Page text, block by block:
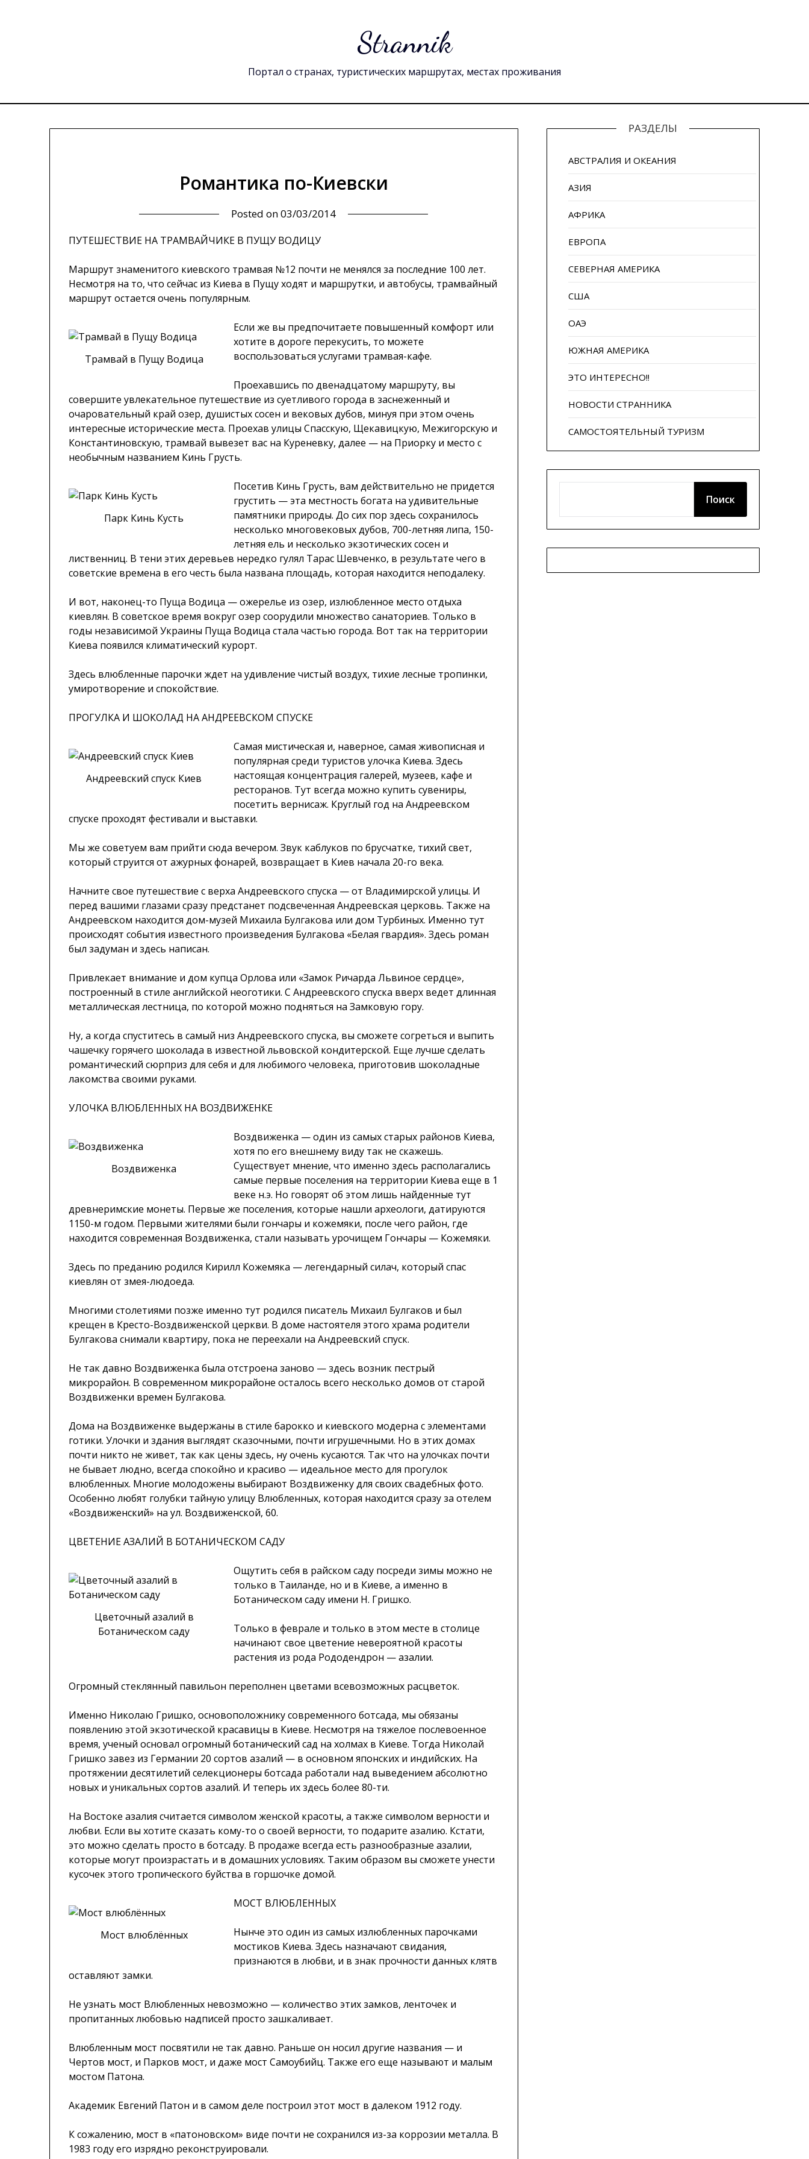
Strannik
Портал о странах, туристических маршрутах, местах проживания
Романтика по-Киевски
Posted on03/03/2014
ПУТЕШЕСТВИЕ НА ТРАМВАЙЧИКЕ В ПУЩУ ВОДИЦУ
Маршрут знаменитого киевского трамвая №12 почти не менялся за последние 100 лет.
Несмотря на то, что сейчас из Киева в Пущу ходят и маршрутки, и автобусы, трамвайный
маршрут остается очень попу­лярным.
Трамвай в Пущу Водица
Если же вы предпочитаете повышенный комфорт или
хотите в дороге перекусить, то можете
воспользоваться услугами трамвая-кафе.
Проехавшись по двенадцатому маршруту, вы
совершите увлекательное путешествие из суетливого города в заснеженный и
очаровательный край озер, душистых сосен и вековых дубов, минуя при этом очень
интересные исторические места. Проехав улицы Спасскую, Щекавицкую, Межигорскую и
Константиновскую, трамвай вывезет вас на Куреневку, далее — на Приорку и место с
необычным названием Кинь Грусть.
Парк Кинь Кусть
Посетив Кинь Грусть, вам действительно не придется
грустить — эта местность богата на удивительные
памятники природы. До сих пор здесь сохранилось
несколько многовековых дубов, 700-летняя липа, 150-
летняя ель и несколько экзотических сосен и
лиственниц. В тени этих деревьев нередко гулял Тарас Шевченко, в результате чего в
советские времена в его честь была названа площадь, которая находится неподалеку.
И вот, наконец-то Пуща Водица — ожерелье из озер, излюбленное место отдыха
киевлян. В советское время вокруг озер соорудили множество санаториев. Только в
годы независимой Украины Пуща Водица стала частью города. Вот так на территории
Киева появился климатический курорт.
Здесь влюбленные парочки ждет на удивление чистый воздух, тихие лесные тропинки,
умиротворение и спокойствие.
ПРОГУЛКА И ШОКОЛАД НА АНДРЕЕВСКОМ СПУСКЕ
Андреевский спуск Киев
Самая мистическая и, наверное, самая живописная и
популярная среди туристов улочка Киева. Здесь
настоящая концентрация галерей, музеев, кафе и
ресторанов. Тут всегда можно купить сувениры,
посетить вернисаж. Круглый год на Андреевском
спуске проходят фестивали и выставки.
Мы же советуем вам прийти сюда вечером. Звук каблуков по брусчатке, тихий свет,
который струится от ажурных фонарей, возвращает в Киев начала 20-го века.
Начните свое путешествие с верха Андреевского спуска — от Владимирской улицы. И
перед вашими глазами сразу предстанет подсвеченная Андреевская церковь. Также на
Андреевском находится дом-музей Михаила Булгакова или дом Турбиных. Именно тут
происходят события известного произведения Булгакова «Белая гвардия». Здесь роман
был задуман и здесь написан.
Привлекает внимание и дом купца Орлова или «Замок Ричарда Львиное сердце»,
построенный в стиле английской неоготики. С Андреевского спуска вверх ведет длинная
металлическая лестница, по которой можно подняться на Замковую гору.
Ну, а когда спуститесь в самый низ Андреевского спуска, вы сможете согреться и выпить
чашечку горячего шоколада в известной львовской кондитерской. Еще лучше сделать
романтический сюрприз для себя и для любимого человека, приготовив шоколадные
лакомства своими руками.
УЛОЧКА ВЛЮБЛЕННЫХ НА ВОЗДВИЖЕНКЕ
Воздвиженка
Воздвиженка — один из самых старых районов Киева,
хотя по его внешнему виду так не скажешь.
Существует мнение, что именно здесь располагались
самые первые поселения на территории Киева еще в 1
веке н.э. Но говорят об этом лишь найденные тут
древнеримские монеты. Первые же поселения, которые нашли археологи, датируются
1150-м годом. Первыми жителями были гончары и кожемяки, после чего район, где
находится современная Воздвиженка, стали называть урочищем Гончары — Кожемяки.
Здесь по преданию родился Кирилл Кожемяка — легендарный силач, который спас
киевлян от змея-людоеда.
Многими столетиями позже именно тут родился писатель Михаил Булгаков и был
крещен в Кресто-Воздвиженской церкви. В доме настоятеля этого храма родители
Булгакова снимали квартиру, пока не переехали на Андреевский спуск.
Не так давно Воздвиженка была отстроена заново — здесь возник пестрый
микрорайон. В современном микрорайоне осталось всего несколько домов от старой
Воздвиженки времен Булгакова.
Дома на Воздвиженке выдержаны в стиле барокко и киевского модерна с элементами
готики. Улочки и здания выглядят сказочными, почти игрушечными. Но в этих домах
почти никто не живет, так как цены здесь, ну очень кусаются. Так что на улочках почти
не бывает людно, всегда спокойно и красиво — идеальное место для прогулок
влюбленных. Многие молодожены выбирают Воздвиженку для своих свадебных фото.
Особенно любят голубки тайную улицу Влюбленных, которая находится сразу за отелем
«Воздвиженский» на ул. Воздвиженской, 60.
ЦВЕТЕНИЕ АЗАЛИЙ В БОТАНИЧЕСКОМ САДУ
Цветочный азалий в
Ботаническом саду
Ощутить себя в райском саду посреди зимы можно не
только в Таиланде, но и в Киеве, а именно в
Ботаническом саду имени Н. Гришко.
Только в феврале и только в этом месте в столице
начинают свое цветение невероятной красоты
растения из рода Рододендрон — азалии.
Огромный стеклянный павильон переполнен цветами всевозможных расцветок.
Именно Николаю Гришко, основоположнику современного ботсада, мы обязаны
появлению этой экзотической красавицы в Киеве. Несмотря на тяжелое послевоенное
время, ученый основал огромный ботанический сад на холмах в Киеве. Тогда Николай
Гришко завез из Германии 20 сортов азалий — в основном японских и индийских. На
протяжении десятилетий селекционеры ботсада работали над выведением абсолютно
новых и уникальных сортов азалий. И теперь их здесь более 80-ти.
На Востоке азалия считается символом женской красоты, а также символом верности и
любви. Если вы хотите сказать кому-то о своей верности, то подарите азалию. Кстати,
это можно сделать просто в ботсаду. В продаже всегда есть разнообразные азалии,
которые могут произрастать и в домашних условиях. Таким образом вы сможете унести
кусочек этого тропического буйства в горшочке домой.
Мост влюблённых
МОСТ ВЛЮБЛЕННЫХ
Нынче это один из самых излюбленных парочками
мостиков Киева. Здесь назначают свидания,
признаются в любви, и в знак прочности данных клятв
оставляют замки.
Не узнать мост Влюбленных невозможно — количество этих замков, ленточек и
пропитанных любовью надписей просто зашкаливает.
Влюбленным мост посвятили не так давно. Раньше он носил другие названия — и
Чертов мост, и Парков мост, и даже мост Самоубийц. Также его еще называют и малым
мостом Патона.
Академик Евгений Патон и в самом деле построил этот мост в далеком 1912 году.
К сожалению, мост в «патоновском» виде почти не сохранился из-за коррозии металла. В
1983 году его изрядно реконструировали.
РАЗДЕЛЫ
АВСТРАЛИЯ И ОКЕАНИЯ
АЗИЯ
АФРИКА
ЕВРОПА
СЕВЕРНАЯ АМЕРИКА
США
ОАЭ
ЮЖНАЯ АМЕРИКА
ЭТО ИНТЕРЕСНО!!
НОВОСТИ СТРАННИКА
САМОСТОЯТЕЛЬНЫЙ ТУРИЗМ
Поиск